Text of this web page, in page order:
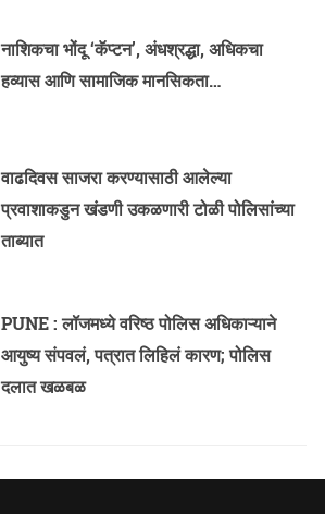
नाशिकचा भोंदू ‘कॅप्टन’, अंधश्रद्धा, अधिकचा
हव्यास आणि सामाजिक मानसिकता…
वाढदिवस साजरा करण्यासाठी आलेल्या
प्रवाशाकडुन खंडणी उकळणारी टोळी पोलिसांच्या
ताब्यात
PUNE : लॉजमध्ये वरिष्ठ पोलिस अधिकाऱ्याने
आयुष्य संपवलं, पत्रात लिहिलं कारण; पोलिस
दलात खळबळ